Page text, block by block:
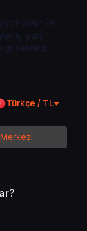
Valorant VP
içi para
güvenilir bir
Türkçe / TL